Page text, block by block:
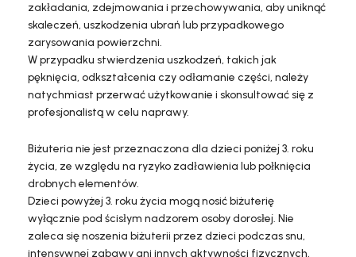
zakładania, zdejmowania i przechowywania, aby uniknąć
skaleczeń, uszkodzenia ubrań lub przypadkowego
zarysowania powierzchni.
W przypadku stwierdzenia uszkodzeń, takich jak
pęknięcia, odkształcenia czy odłamanie części, należy
natychmiast przerwać użytkowanie i skonsultować się z
profesjonalistą w celu naprawy.
Biżuteria nie jest przeznaczona dla dzieci poniżej 3. roku
życia, ze względu na ryzyko zadławienia lub połknięcia
drobnych elementów.
Dzieci powyżej 3. roku życia mogą nosić biżuterię
wyłącznie pod ścisłym nadzorem osoby dorosłej. Nie
zaleca się noszenia biżuterii przez dzieci podczas snu,
intensywnej zabawy ani innych aktywności fizycznych,